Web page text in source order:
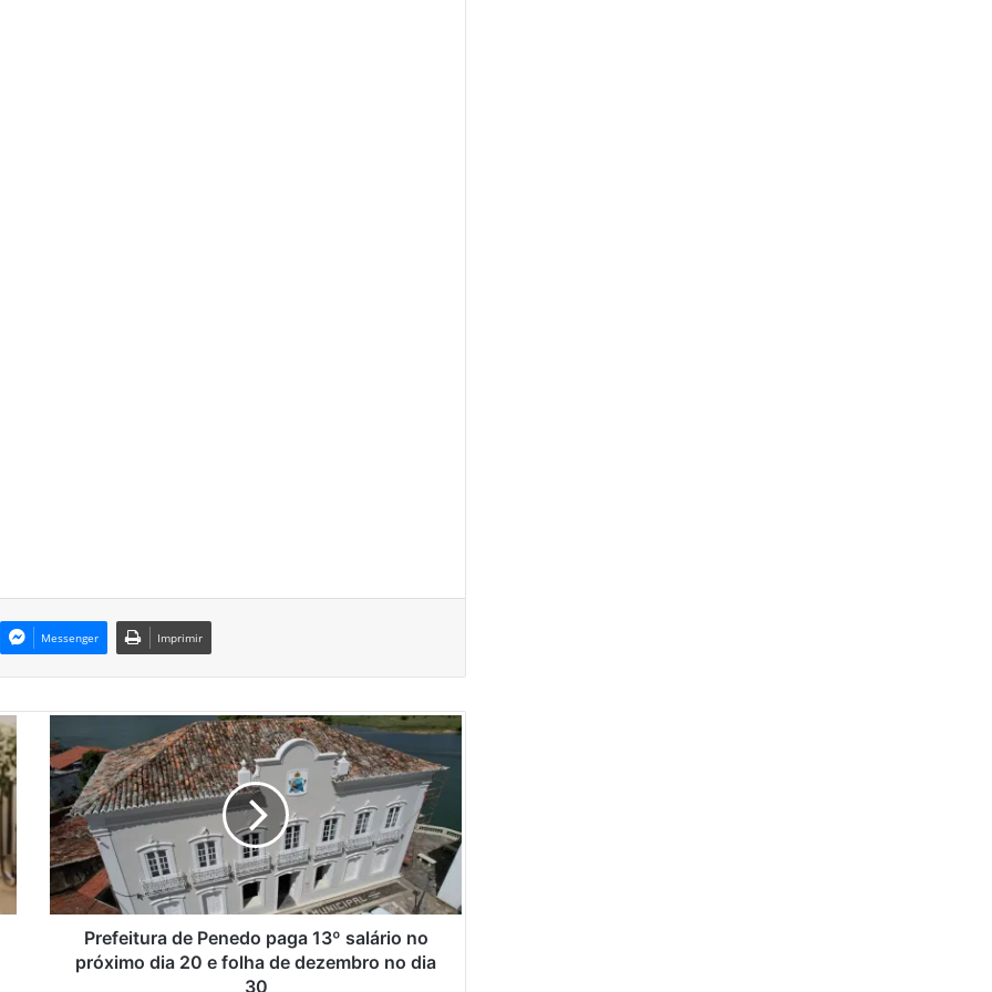
Messenger Imprimir
r
e
f
e
i
t
u
r
Prefeitura de Penedo paga 13º salário no
próximo dia 20 e folha de dezembro no dia
30